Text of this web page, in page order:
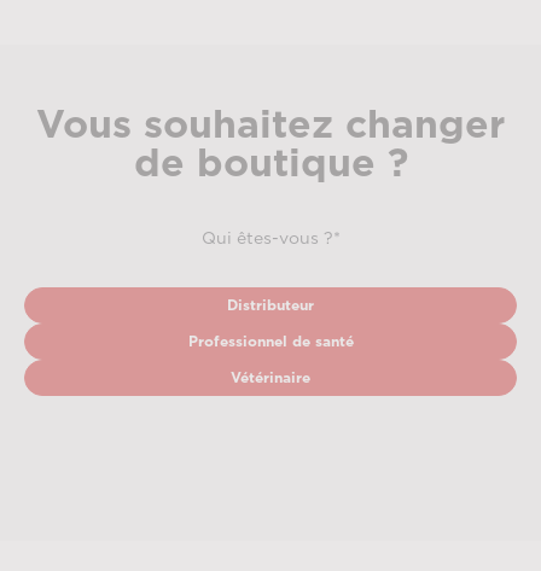
Vous souhaitez changer
de boutique ?
Qui êtes-vous ?*
Distributeur
Professionnel de santé
Vétérinaire